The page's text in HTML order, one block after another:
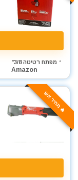
מפתח רטיטה 3/8"
Amazon
🔥 מחיר אש